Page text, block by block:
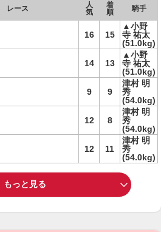
レース
人
気
着
順
騎手
16 15
▲小野
寺 祐太
(51.0kg)
14 13
▲小野
寺 祐太
(51.0kg)
9 9
津村 明
秀
(54.0kg)
12 8
津村 明
秀
(54.0kg)
12 11
津村 明
秀
(54.0kg)
もっと見る